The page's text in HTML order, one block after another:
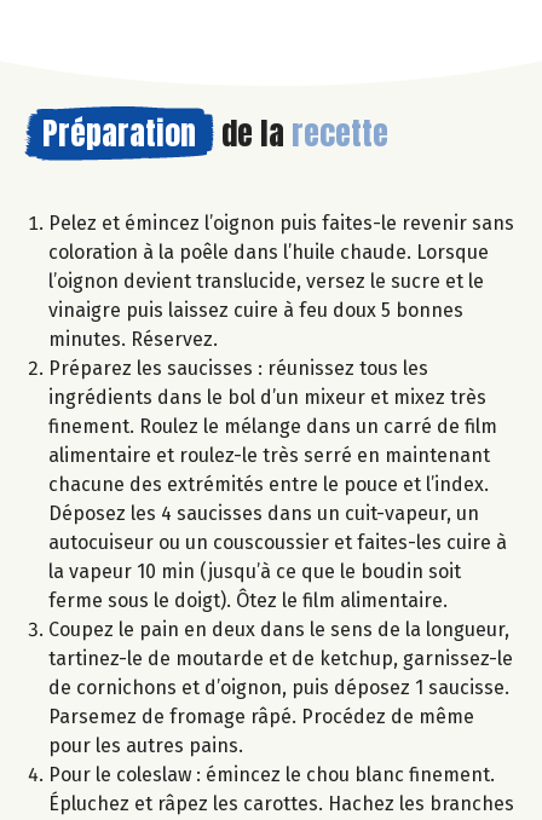
Préparation de la recette
Pelez et émincez l’oignon puis faites-le revenir sans
coloration à la poêle dans l’huile chaude. Lorsque
l’oignon devient translucide, versez le sucre et le
vinaigre puis laissez cuire à feu doux 5 bonnes
minutes. Réservez.
Préparez les saucisses : réunissez tous les
ingrédients dans le bol d’un mixeur et mixez très
finement. Roulez le mélange dans un carré de film
alimentaire et roulez-le très serré en maintenant
chacune des extrémités entre le pouce et l’index.
Déposez les 4 saucisses dans un cuit-vapeur, un
autocuiseur ou un couscoussier et faites-les cuire à
la vapeur 10 min (jusqu’à ce que le boudin soit
ferme sous le doigt). Ôtez le film alimentaire.
Coupez le pain en deux dans le sens de la longueur,
tartinez-le de moutarde et de ketchup, garnissez-le
de cornichons et d’oignon, puis déposez 1 saucisse.
Parsemez de fromage râpé. Procédez de même
pour les autres pains.
Pour le coleslaw : émincez le chou blanc finement.
Épluchez et râpez les carottes. Hachez les branches